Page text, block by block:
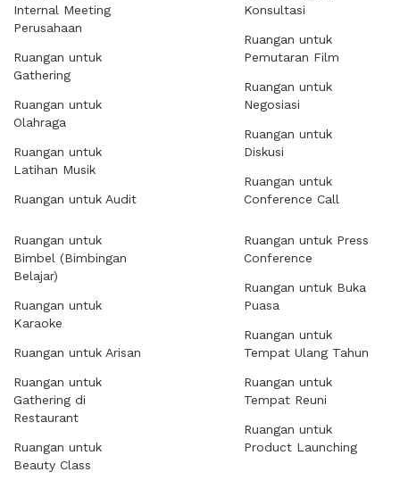
Internal Meeting
Perusahaan
Ruangan untuk
Gathering
Ruangan untuk
Olahraga
Ruangan untuk
Latihan Musik
Ruangan untuk Audit
Konsultasi
Ruangan untuk
Pemutaran Film
Ruangan untuk
Negosiasi
Ruangan untuk
Diskusi
Ruangan untuk
Conference Call
Ruangan untuk
Bimbel (Bimbingan
Belajar)
Ruangan untuk
Karaoke
Ruangan untuk Arisan
Ruangan untuk
Gathering di
Restaurant
Ruangan untuk
Beauty Class
Ruangan untuk Press
Conference
Ruangan untuk Buka
Puasa
Ruangan untuk
Tempat Ulang Tahun
Ruangan untuk
Tempat Reuni
Ruangan untuk
Product Launching